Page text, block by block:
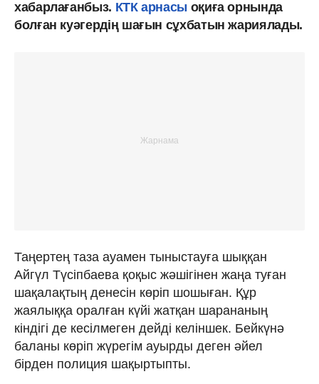
хабарлағанбыз. КТК арнасы оқиға орнында
болған куәгердің шағын сұхбатын жариялады.
Таңертең таза ауамен тыныстауға шыққан
Айгүл Түсіпбаева қоқыс жәшігінен жаңа туған
шақалақтың денесін көріп шошыған. Құр
жаялыққа оралған күйі жатқан шарананың
кіндігі де кесілмеген дейді келіншек. Бейкүнә
баланы көріп жүрегім ауырды деген әйел
бірден полиция шақыртыпты.